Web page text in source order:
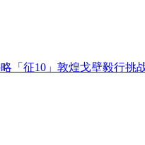
步挑战赛报名开启
发戈壁徒步挑战赛